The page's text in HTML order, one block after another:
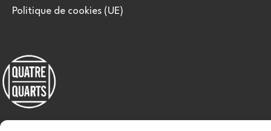
Politique de cookies (UE)